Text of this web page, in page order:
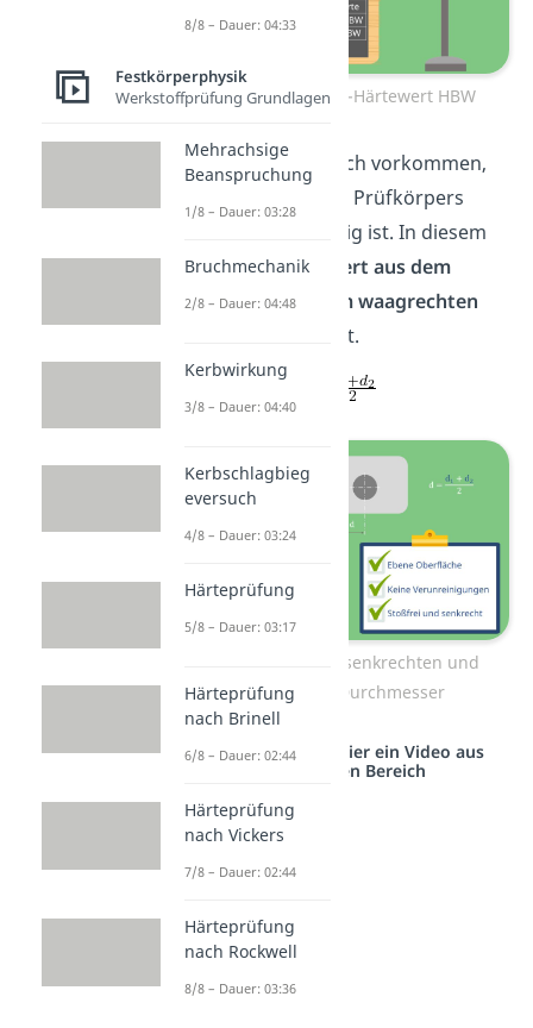
Beispiel zum Brinell-Härtewert HBW
Es kann allerdings auch vorkommen,
dass der Abdruck des Prüfkörpers
nicht exakt kreisförmig ist. In diesem
Fall wird derMittelwert aus dem
senkrechten und dem waagrechten
gebildet.
Mittelwert aus dem senkrechten und
waagerechten Durchmesser
Studyflix vernetzt: Hier ein Video aus
einem anderen Bereich
8/8 – Dauer: 04:33
Festkörperphysik
Werkstoffprüfung Grundlagen
Mehrachsige
Beanspruchung
1/8 – Dauer: 03:28
Bruchmechanik
2/8 – Dauer: 04:48
Kerbwirkung
3/8 – Dauer: 04:40
Kerbschlagbieg
eversuch
4/8 – Dauer: 03:24
Härteprüfung
5/8 – Dauer: 03:17
Härteprüfung
nach Brinell
6/8 – Dauer: 02:44
Härteprüfung
nach Vickers
7/8 – Dauer: 02:44
Härteprüfung
nach Rockwell
8/8 – Dauer: 03:36